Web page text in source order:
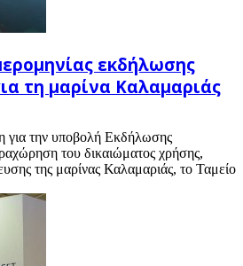
εκδήλωσης
τη μαρίνα Καλαμαριάς
για την υποβολή Εκδήλωσης
του δικαιώματος χρήσης,
της μαρίνας Καλαμαριάς, το Ταμείο